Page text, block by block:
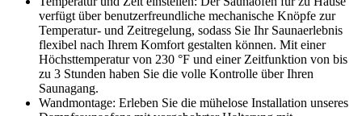
verfügt über benutzerfreundliche mechanische Knöpfe zur
Temperatur- und Zeitregelung, sodass Sie Ihr Saunaerlebnis
flexibel nach Ihrem Komfort gestalten können. Mit einer
Höchsttemperatur von 230 °F und einer Zeitfunktion von bis
zu 3 Stunden haben Sie die volle Kontrolle über Ihren
Saunagang.
Wandmontage: Erleben Sie die mühelose Installation unseres